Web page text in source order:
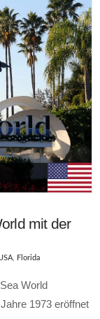
mit der
Florida
World
1973 eröffnet